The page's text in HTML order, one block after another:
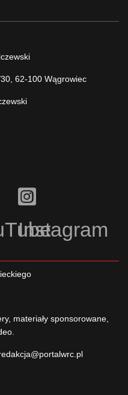
62-100 Wągrowiec
Instagram
materiały sponsorowane,